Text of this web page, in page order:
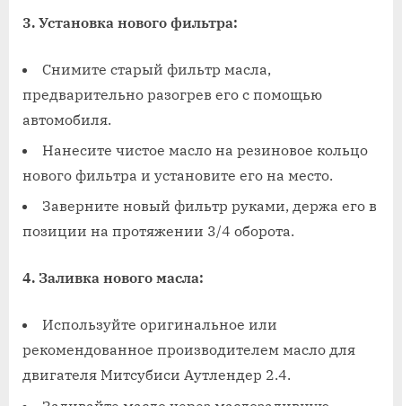
3. Установка нового фильтра:
Снимите старый фильтр масла,
предварительно разогрев его с помощью
автомобиля.
Нанесите чистое масло на резиновое кольцо
нового фильтра и установите его на место.
Заверните новый фильтр руками, держа его в
позиции на протяжении 3/4 оборота.
4. Заливка нового масла:
Используйте оригинальное или
рекомендованное производителем масло для
двигателя Митсубиси Аутлендер 2.4.